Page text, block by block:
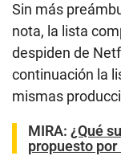
Sin más
nota, la lista
despiden de
continuación la
mismas
MIRA: ¿Qué
propuesto